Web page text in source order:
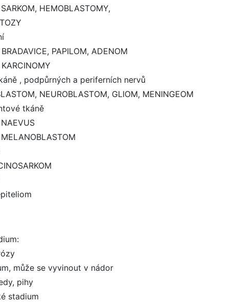
HEMOBLASTOMY,
PAPILOM, ADENOM
, podpůrných a periferních nervů
NEUROBLASTOM, GLIOM, MENINGEOM
tkáně
může se vyvinout v nádor
pihy
stadium